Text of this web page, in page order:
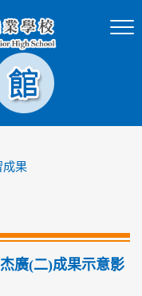
成果
廣(二)成果示意影